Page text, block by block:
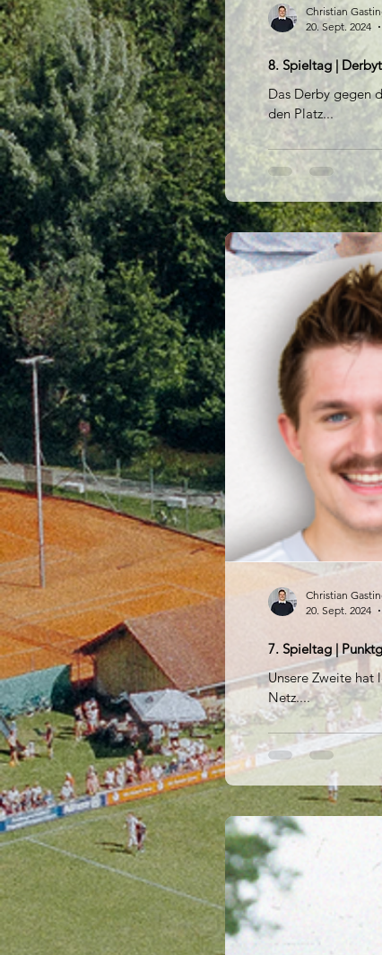
8. Spieltag |
Das Derby gegen
den Platz...
Christian
20. Sept. 2024
7. Spieltag |
Unsere Zweite hat
Netz....
Christian
20. Sept. 2024